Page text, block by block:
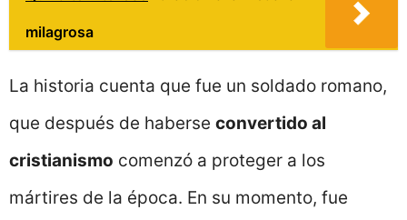
milagrosa
La historia cuenta que fue un soldado romano,
que después de haberse convertido al
cristianismo comenzó a proteger a los
mártires de la época. En su momento, fue